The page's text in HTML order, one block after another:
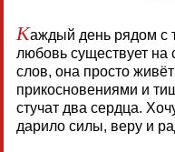
Каждый день рядом с
любовь существует на
слов, она просто
прикосновениями и
стучат два сердца.
дарило силы, веру и